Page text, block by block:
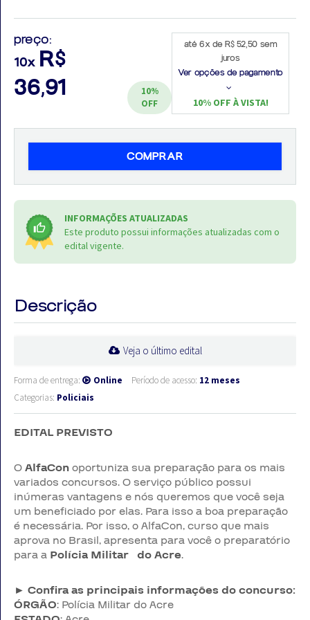
Aprovados
GRATUITAS!
preço:
10x R$
36,91
10%
OFF
até 6x de R$ 52,50 sem
juros
Ver opções de pagamento
10% OFF À VISTA!
COMPRAR
INFORMAÇÕES ATUALIZADAS
Este produto possui informações atualizadas com o
edital vigente.
Descrição
Veja o último edital
Forma de entrega: Online Período de acesso: 12 meses
Categorias: Policiais
EDITAL PREVISTO
OAlfaConoportuniza sua preparação para os mais
variados concursos. O serviço público possui
inúmeras vantagens e nós queremos que você seja
um beneficiado por elas. Para isso a boa preparação
é necessária. Por isso, o AlfaCon, curso que mais
aprova no Brasil, apresenta para você o preparatório
para a Polícia Militar do Acre.
► Confira as principais informações do concurso:
ÓRGÃO: Polícia Militar do Acre